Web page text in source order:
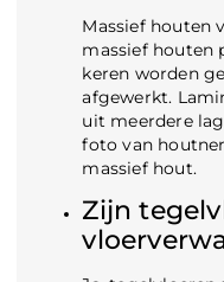
Massief houten
massief houten
keren worden
afgewerkt.
uit meerdere
foto van
massief hout.
Zijn